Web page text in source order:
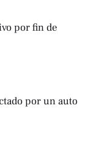
por fin de
por un auto